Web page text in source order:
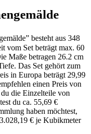
besteht aus 348
vom Set beträgt max. 60
Maße betragen 26.2 cm
Das Set gehört zum
in Europa beträgt 29,99
einen Preis von
die Einzelteile von
du ca. 55,69 €
haben möchtest,
€ je Kubikmeter